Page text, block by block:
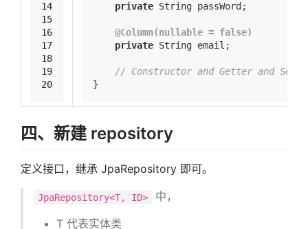
14
15
16
17
18
19
20
private String passWord;
@Column(nullable = false)
private String email;
// Constructor and Getter and
}
四、新建 repository
定义接口，继承 JpaRepository 即可。
JpaRepository<T, ID>
中，
T 代表实体类